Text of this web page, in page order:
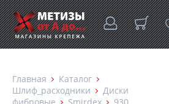
Главная
Каталог
Шлиф_расходники
Диски